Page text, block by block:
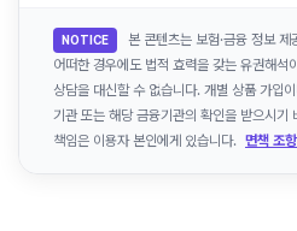
NOTICE
본 콘텐츠는 보험·금융 정보
어떠한 경우에도 법적 효력을 갖는 유권해석
상담을 대신할 수 없습니다. 개별 상품 가입
기관 또는 해당 금융기관의 확인을 받으시기
책임은 이용자 본인에게 있습니다. 면책 조